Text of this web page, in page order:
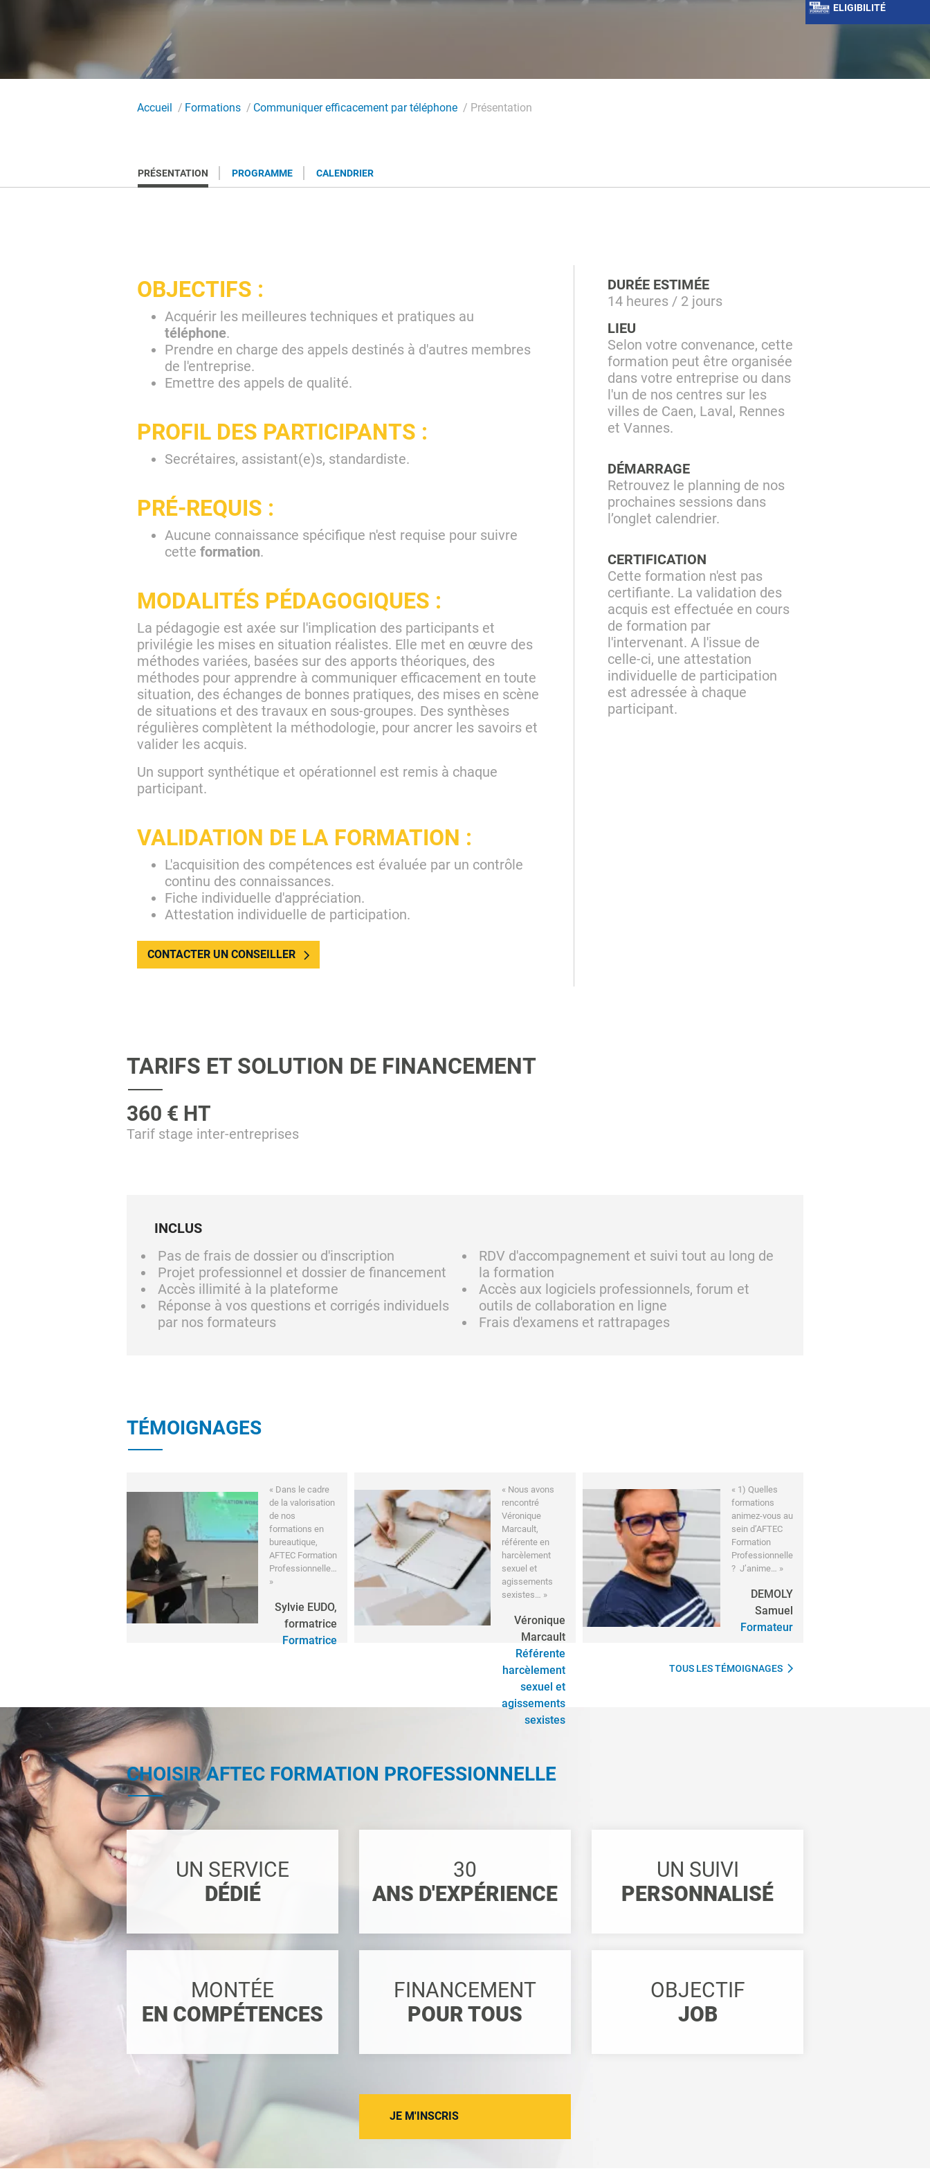
ELIGIBILITÉ
Accueil Formations Communiquer efficacement par téléphone Présentation
PRÉSENTATION PROGRAMME CALENDRIER
OBJECTIFS :
Acquérir les meilleures techniques et pratiques au
téléphone.
Prendre en charge des appels destinés à d'autres membres
de l'entreprise.
Emettre des appels de qualité.
PROFIL DES PARTICIPANTS :
Secrétaires, assistant(e)s, standardiste.
PRÉ-REQUIS :
Aucune connaissance spécifique n'est requise pour suivre
cette formation.
MODALITÉS PÉDAGOGIQUES :
La pédagogie est axée sur l'implication des participants et
privilégie les mises en situation réalistes. Elle met en œuvre des
méthodes variées, basées sur des apports théoriques, des
méthodes pour apprendre à communiquer efficacement en toute
situation, des échanges de bonnes pratiques, des mises en scène
de situations et des travaux en sous-groupes. Des synthèses
régulières complètent la méthodologie, pour ancrer les savoirs et
valider les acquis.
Un support synthétique et opérationnel est remis à chaque
participant.
VALIDATION DE LA FORMATION :
L'acquisition des compétences est évaluée par un contrôle
continu des connaissances.
Fiche individuelle d'appréciation.
Attestation individuelle de participation.
CONTACTER UN CONSEILLER
DURÉE ESTIMÉE
14 heures / 2 jours
LIEU
Selon votre convenance, cette
formation peut être organisée
dans votre entreprise ou dans
l'un de nos centres sur les
villes de Caen, Laval, Rennes
et Vannes.
DÉMARRAGE
Retrouvez le planning de nos
prochaines sessions dans
l’onglet calendrier.
CERTIFICATION
Cette formation n'est pas
certifiante. La validation des
acquis est effectuée en cours
de formation par
l'intervenant. A l'issue de
celle-ci, une attestation
individuelle de participation
est adressée à chaque
participant.
TARIFS ET SOLUTION DE FINANCEMENT
360 € HT
Tarif stage inter-entreprises
INCLUS
Pas de frais de dossier ou d'inscription
Projet professionnel et dossier de financement
Accès illimité à la plateforme
Réponse à vos questions et corrigés individuels
par nos formateurs
RDV d'accompagnement et suivi tout au long de
la formation
Accès aux logiciels professionnels, forum et
outils de collaboration en ligne
Frais d'examens et rattrapages
TÉMOIGNAGES
« Dans le cadre
de la valorisation
de nos
formations en
bureautique,
AFTEC Formation
Professionnelle…
»
Sylvie EUDO,
formatrice
Formatrice
« Nous avons
rencontré
Véronique
Marcault,
référente en
harcèlement
sexuel et
agissements
sexistes… »
Véronique
Marcault
Référente
harcèlement
sexuel et
agissements
sexistes
« 1) Quelles
formations
animez-vous au
sein d’AFTEC
Formation
Professionnelle
? J’anime… »
DEMOLY
Samuel
Formateur
TOUS LES TÉMOIGNAGES
CHOISIR AFTEC FORMATION PROFESSIONNELLE
UN SERVICE
DÉDIÉ
30
ANS D'EXPÉRIENCE
UN SUIVI
PERSONNALISÉ
MONTÉE
EN COMPÉTENCES
FINANCEMENT
POUR TOUS
OBJECTIF
JOB
JE M'INSCRIS